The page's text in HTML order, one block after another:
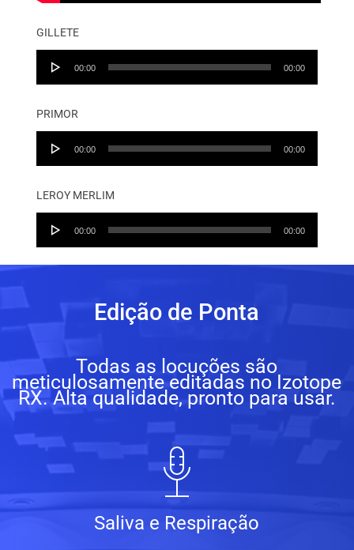
GILLETE
Audio
00:00 00:00
PRIMOR
Audio
00:00 00:00
LEROY MERLIM
Audio
00:00 00:00
Edição de Ponta
Todas as locuções são
meticulosamente editadas no Izotope
RX. Alta qualidade, pronto para usar.
Saliva e Respiração